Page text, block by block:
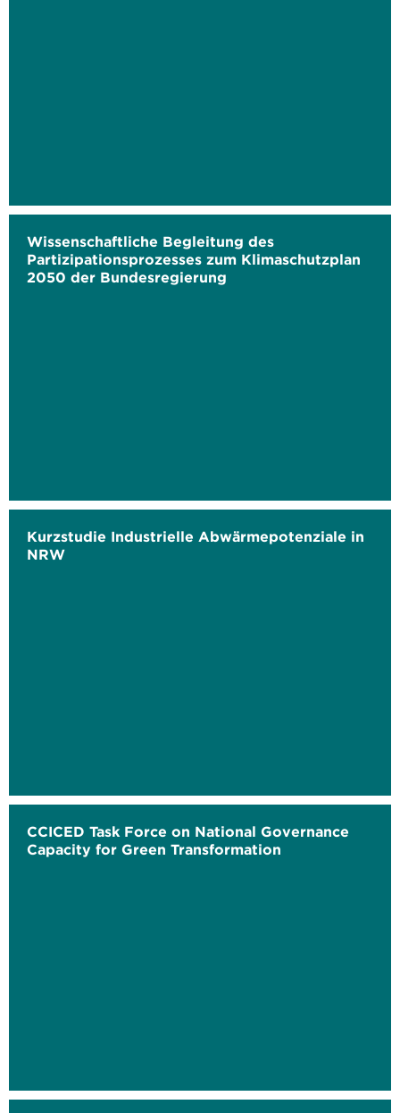
Wissenschaftliche Begleitung des
Partizipationsprozesses zum Klimaschutzplan
2050 der Bundesregierung
Kurzstudie Industrielle Abwärmepotenziale in
NRW
CCICED Task Force on National Governance
Capacity for Green Transformation